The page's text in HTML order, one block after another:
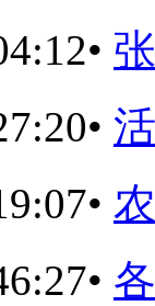
•
•
•
•